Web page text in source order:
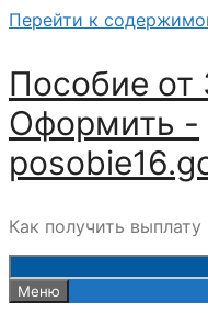
Перейти к
Пособие от
Оформить -
Как получить
Меню